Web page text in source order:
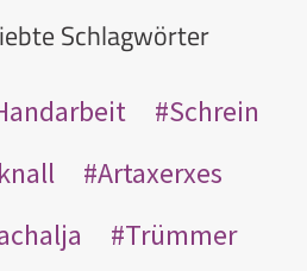
Schlagwörter
Schrein
Artaxerxes
Trümmer